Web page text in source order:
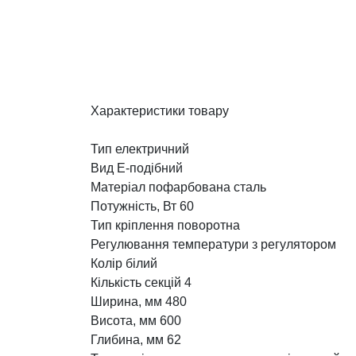
Характеристики товару
Тип електричний
Вид Е-подібний
Матеріал пофарбована сталь
Потужність, Вт 60
Тип кріплення поворотна
Регулювання температури з регулятором
Колір білий
Кількість секцій 4
Ширина, мм 480
Висота, мм 600
Глибина, мм 62